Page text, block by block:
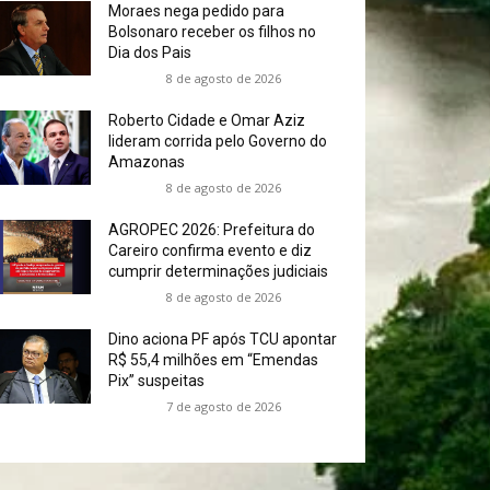
Moraes nega pedido para
Bolsonaro receber os filhos no
Dia dos Pais
8 de agosto de 2026
Roberto Cidade e Omar Aziz
lideram corrida pelo Governo do
Amazonas
8 de agosto de 2026
AGROPEC 2026: Prefeitura do
Careiro confirma evento e diz
cumprir determinações judiciais
8 de agosto de 2026
Dino aciona PF após TCU apontar
R$ 55,4 milhões em “Emendas
Pix” suspeitas
7 de agosto de 2026